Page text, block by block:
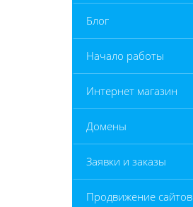
Блог
Начало работы
Интернет магазин
Домены
Заявки и заказы
Продвижение сайтов